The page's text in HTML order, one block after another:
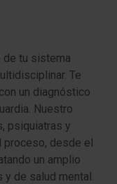
de tu sistema
Te
un diagnóstico
Nuestro
psiquiatras y
proceso, desde el
un amplio
de salud mental.